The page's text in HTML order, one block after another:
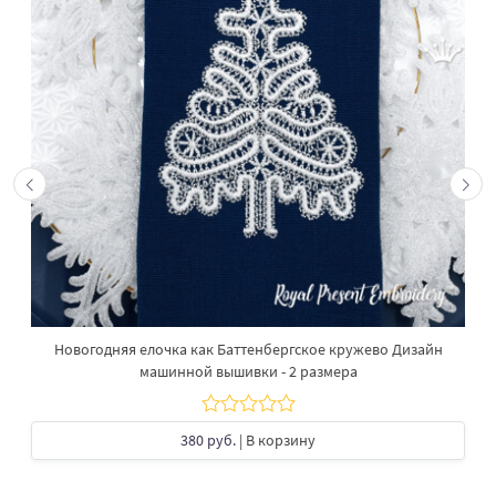
Новогодняя елочка как Баттенбергское кружево Дизайн
машинной вышивки - 2 размера
380 руб. | В корзину